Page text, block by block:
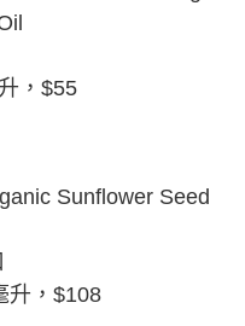
，$55
Sunflower Seed
升，$108